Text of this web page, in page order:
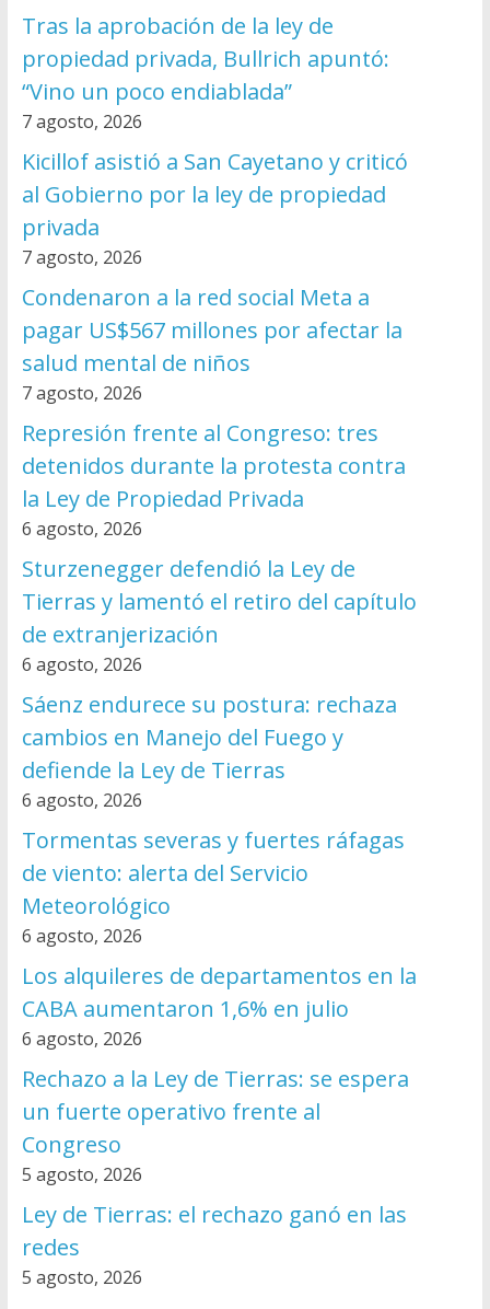
Tras la aprobación de la ley de
propiedad privada, Bullrich apuntó:
“Vino un poco endiablada”
7 agosto, 2026
Kicillof asistió a San Cayetano y criticó
al Gobierno por la ley de propiedad
privada
7 agosto, 2026
Condenaron a la red social Meta a
pagar US$567 millones por afectar la
salud mental de niños
7 agosto, 2026
Represión frente al Congreso: tres
detenidos durante la protesta contra
la Ley de Propiedad Privada
6 agosto, 2026
Sturzenegger defendió la Ley de
Tierras y lamentó el retiro del capítulo
de extranjerización
6 agosto, 2026
Sáenz endurece su postura: rechaza
cambios en Manejo del Fuego y
defiende la Ley de Tierras
6 agosto, 2026
Tormentas severas y fuertes ráfagas
de viento: alerta del Servicio
Meteorológico
6 agosto, 2026
Los alquileres de departamentos en la
CABA aumentaron 1,6% en julio
6 agosto, 2026
Rechazo a la Ley de Tierras: se espera
un fuerte operativo frente al
Congreso
5 agosto, 2026
Ley de Tierras: el rechazo ganó en las
redes
5 agosto, 2026